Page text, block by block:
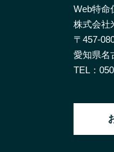
Web特命
株式会社
〒457-
愛知県名
TEL：